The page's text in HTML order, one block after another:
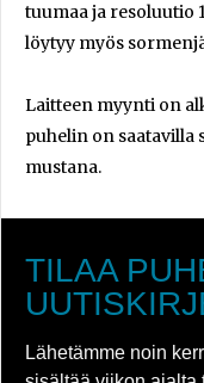
tuumaa ja resoluutio
löytyy myös
Laitteen myynti on
puhelin on saatavilla
mustana.
TILAA
Lähetämme noin